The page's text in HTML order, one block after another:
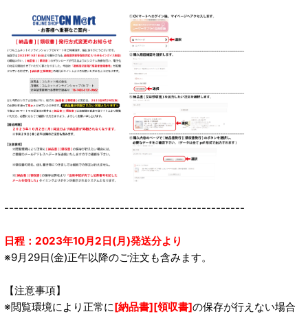
--------------------------------------------------
日程：2023年10月2日(月)発送分より
※9月29日(金)正午以降のご注文も含みます。
【注意事項】
※閲覧環境により正常に[納品書][領収書]の保存が行えない場合